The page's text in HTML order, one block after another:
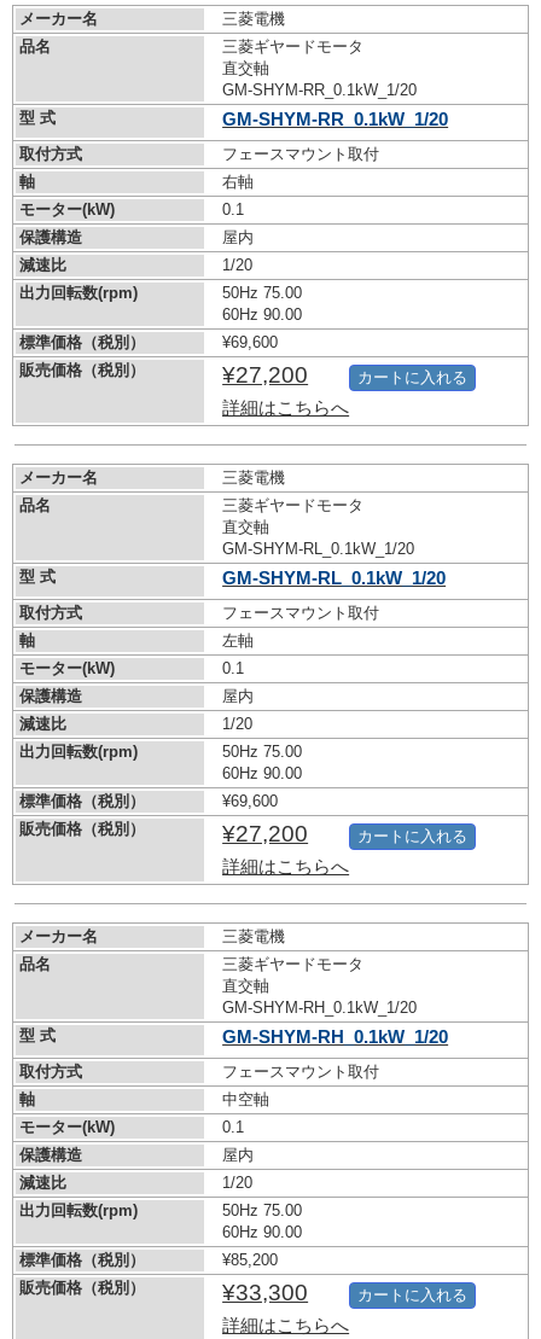
メーカー名
三菱電機
品名
三菱ギヤードモータ
直交軸
GM-SHYM-RR_0.1kW_1/20
型 式
GM-SHYM-RR_0.1kW_1/20
取付方式
フェースマウント取付
軸
右軸
モーター(kW)
0.1
保護構造
屋内
減速比
1/20
出力回転数(rpm)
50Hz 75.00
60Hz 90.00
標準価格（税別）
¥69,600
販売価格（税別）
¥27,200
詳細はこちらへ
カートに入れる
メーカー名
三菱電機
品名
三菱ギヤードモータ
直交軸
GM-SHYM-RL_0.1kW_1/20
型 式
GM-SHYM-RL_0.1kW_1/20
取付方式
フェースマウント取付
軸
左軸
モーター(kW)
0.1
保護構造
屋内
減速比
1/20
出力回転数(rpm)
50Hz 75.00
60Hz 90.00
標準価格（税別）
¥69,600
販売価格（税別）
¥27,200
詳細はこちらへ
カートに入れる
メーカー名
三菱電機
品名
三菱ギヤードモータ
直交軸
GM-SHYM-RH_0.1kW_1/20
型 式
GM-SHYM-RH_0.1kW_1/20
取付方式
フェースマウント取付
軸
中空軸
モーター(kW)
0.1
保護構造
屋内
減速比
1/20
出力回転数(rpm)
50Hz 75.00
60Hz 90.00
標準価格（税別）
¥85,200
販売価格（税別）
¥33,300
詳細はこちらへ
カートに入れる